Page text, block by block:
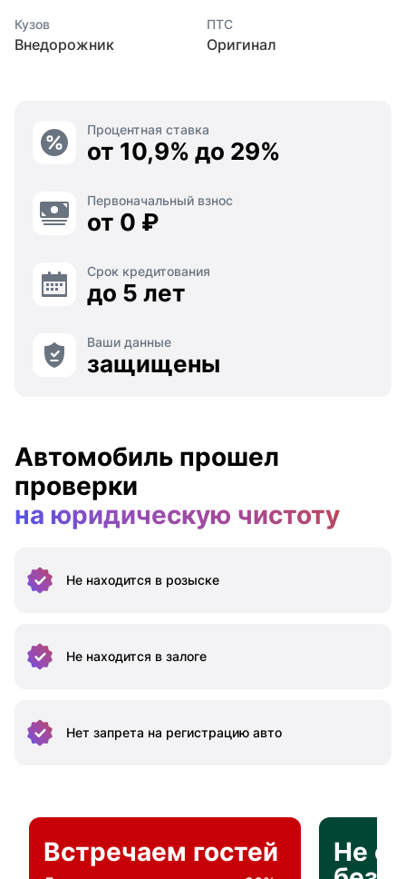
Кузов
Внедорожник
ПТС
Оригинал
Процентная ставка
от 10,9% до 29%
Первоначальный взнос
от 0 ₽
Срок кредитования
до 5 лет
Ваши данные
защищены
Автомобиль прошел
проверки
на юридическую чистоту
Не находится в розыске
Не находится в залоге
Нет запрета на регистрацию авто
Встречаем гостей
Не